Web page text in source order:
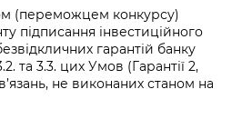
(переможцем конкурсу)
підписання інвестиційного
гарантій банку
та 3.3. цих Умов (Гарантії 2,
не виконаних станом на